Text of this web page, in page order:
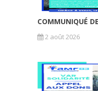
COMMUNIQUÉ
2 août 2026